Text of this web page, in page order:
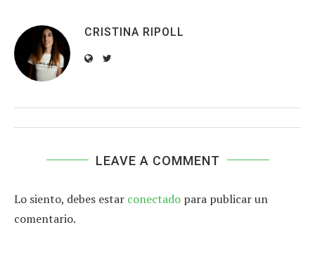
CRISTINA RIPOLL
LEAVE A COMMENT
Lo siento, debes estar conectado para publicar un
comentario.